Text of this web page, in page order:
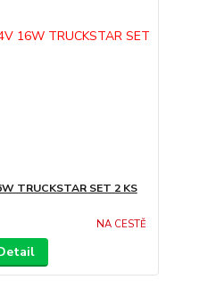
TRUCKSTAR SET 2 KS
NA CESTĚ